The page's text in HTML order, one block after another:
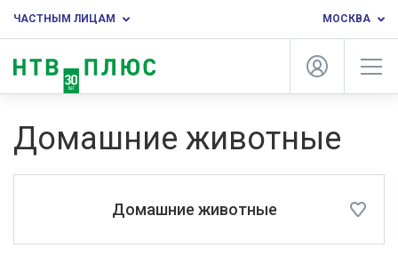
ЧАСТНЫМ ЛИЦАМ МОСКВА
Домашние животные
Домашние животные